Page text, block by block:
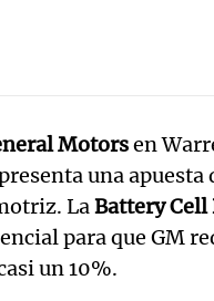
Motorsen
una apuesta
LaBattery
para que GM
un 10%.